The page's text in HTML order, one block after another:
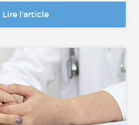
Lire l'article